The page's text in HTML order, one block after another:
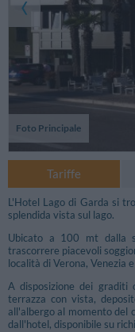
Foto Principale
Tariffe
L'Hotel Lago di Garda si
splendida vista sul lago.
Ubicato a 100 mt dalla
trascorrere piacevoli
località di Verona, Venezia
A disposizione dei graditi
terrazza con vista,
all'albergo al momento del
dall'hotel, disponibile su